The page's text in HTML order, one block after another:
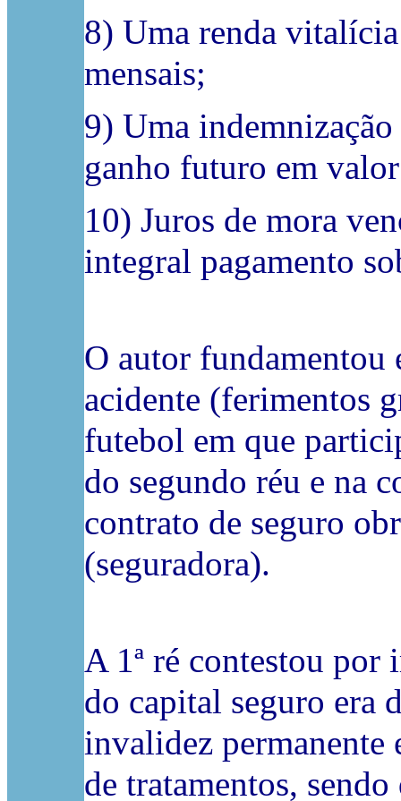
8) Uma renda
mensais;
9) Uma
ganho futuro em
10) Juros de mora
integral pagamento
O autor fundamentou
acidente (ferimentos
futebol em que
do segundo réu e na
contrato de seguro
(seguradora).
A 1ª ré contestou por
do capital seguro era
invalidez permanente
de tratamentos,